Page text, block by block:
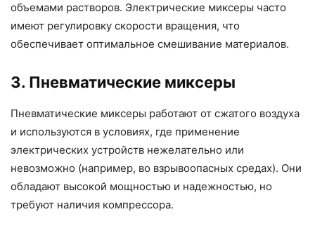
объемами растворов. Электрические миксеры часто
имеют регулировку скорости вращения, что
обеспечивает оптимальное смешивание материалов.
3. Пневматические миксеры
Пневматические миксеры работают от сжатого воздуха
и используются в условиях, где применение
электрических устройств нежелательно или
невозможно (например, во взрывоопасных средах). Они
обладают высокой мощностью и надежностью, но
требуют наличия компрессора.